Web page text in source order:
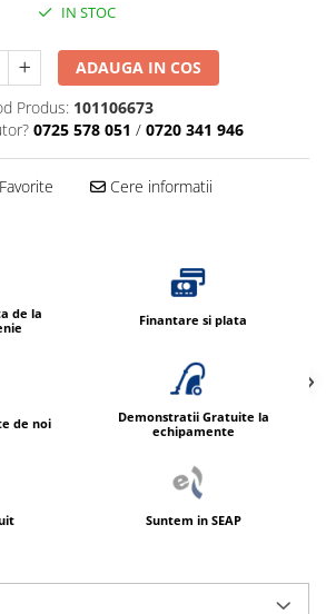
IN STOC
ADAUGA IN COS
Produs: 101106673
0725 578 051 / 0720 341 946
Cere informatii
de la
Finantare si plata
de noi
Demonstratii Gratuite la
echipamente
Suntem in SEAP